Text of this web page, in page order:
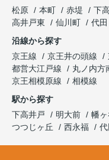
松原
本町 赤堤 下
高井戸東
仙川町
代田
沿線から探す
京王線
京王井の頭線
都営大江戸線
丸ノ内方
京王相模原線
相模線
駅から探す
下高井戸
明大前 幡ヶ
つつじヶ丘
西永福